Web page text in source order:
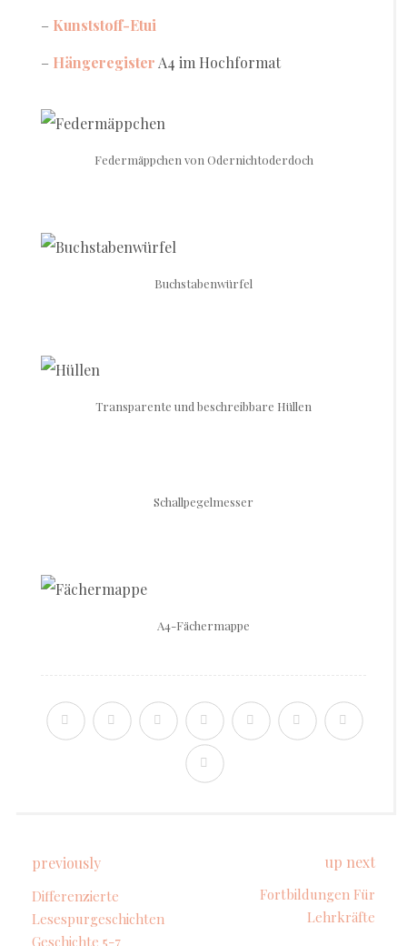
– Kunststoff-Etui
– Hängeregister A4 im Hochformat
Federmäppchen von Odernichtoderdoch
Buchstabenwürfel
Transparente und beschreibbare Hüllen
Schallpegelmesser
A4-Fächermappe
previously
Differenzierte
Lesespurgeschichten
Geschichte 5-7
up next
Fortbildungen Für
Lehrkräfte